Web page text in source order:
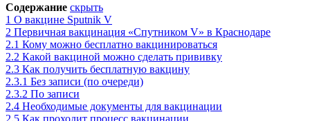
Содержание скрыть
1 О вакцине Sputnik V
2 Первичная вакцинация «Спутником V» в Краснодаре
2.1 Кому можно бесплатно вакцинироваться
2.2 Какой вакциной можно сделать прививку
2.3 Как получить бесплатную вакцину
2.3.1 Без записи (по очереди)
2.3.2 По записи
2.4 Необходимые документы для вакцинации
2.5 Как проходит процесс вакцинации